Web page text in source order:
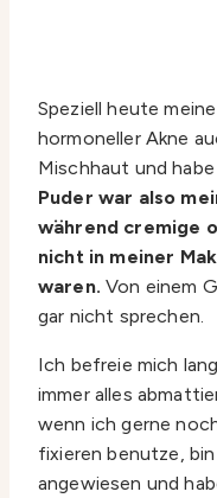
Speziell heute
hormoneller Akne
Mischhaut und
Puder war also
während cremige
nicht in meiner
waren. Von einem
gar nicht sprechen.
Ich befreie mich
immer alles
wenn ich gerne
fixieren benutze,
angewiesen und